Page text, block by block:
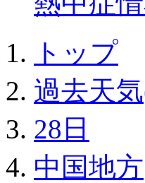
トップ
過去天
28日
中国地方